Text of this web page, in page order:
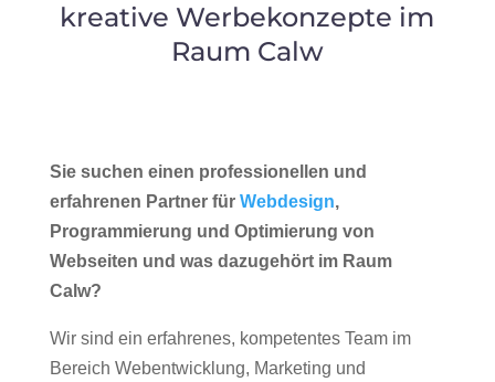
kreative Werbekonzepte im
Raum Calw
Sie suchen einen professionellen und
erfahrenen Partner für Webdesign,
Programmierung und Optimierung von
Webseiten und was dazugehört im Raum
Calw?
Wir sind ein erfahrenes, kompetentes Team im
Bereich Webentwicklung, Marketing und